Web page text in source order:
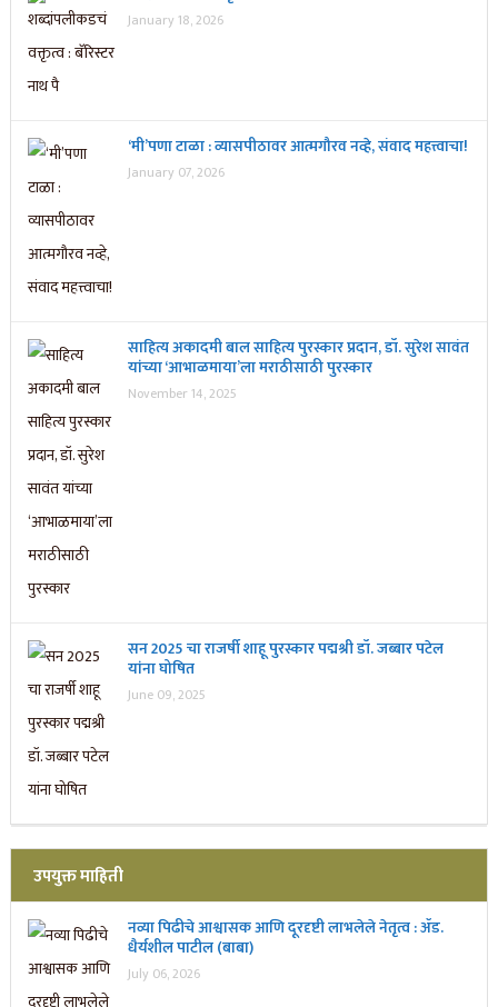
January 18, 2026
‘मी’पणा टाळा : व्यासपीठावर आत्मगौरव नव्हे, संवाद महत्त्वाचा!
January 07, 2026
साहित्य अकादमी बाल साहित्य पुरस्कार प्रदान, डॉ. सुरेश सावंत
यांच्या ‘आभाळमाया’ला मराठीसाठी पुरस्कार
November 14, 2025
सन 2025 चा राजर्षी शाहू पुरस्कार प‌द्मश्री डॉ. जब्बार पटेल
यांना घोषित
June 09, 2025
उपयुक्त माहिती
नव्या पिढीचे आश्वासक आणि दूरदृष्टी लाभलेले नेतृत्व : ॲड.
धैर्यशील पाटील (बाबा)
July 06, 2026